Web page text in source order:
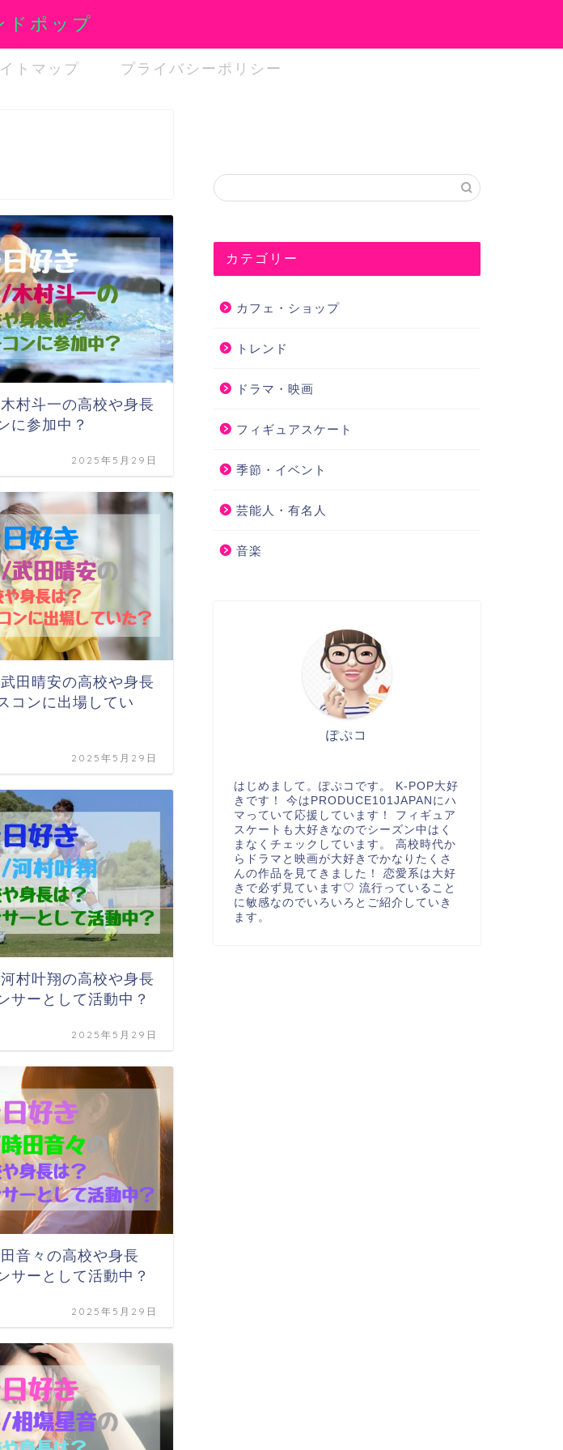
ドポップ
トマップ プライバシーポリシー
村斗一の高校や身長
に参加中？
2025年5月29日
田晴安の高校や身長
コンに出場してい
2025年5月29日
村叶翔の高校や身長
サーとして活動中？
2025年5月29日
音々の高校や身長
サーとして活動中？
2025年5月29日
カテゴリー
カフェ・ショップ
トレンド
ドラマ・映画
フィギュアスケート
季節・イベント
芸能人・有名人
音楽
ぽぷコ
はじめまして。ぽぷコです。 K-POP大好
きです！ 今はPRODUCE101JAPANにハ
マっていて応援しています！ フィギュア
スケートも大好きなのでシーズン中はく
まなくチェックしています。 高校時代か
らドラマと映画が大好きでかなりたくさ
んの作品を見てきました！ 恋愛系は大好
きで必ず見ています♡ 流行っていること
に敏感なのでいろいろとご紹介していき
ます。